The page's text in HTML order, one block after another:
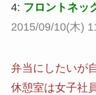
4: フロントネッ
2015/09/10(木)
弁当にしたいが
休憩室は女子社